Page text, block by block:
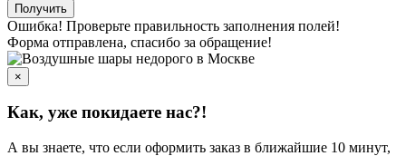
Получить
Ошибка! Проверьте правильность заполнения полей!
Форма отправлена, спасибо за обращение!
×
Как, уже покидаете нас?!
А вы знаете, что если оформить заказ в ближайшие 10 минут,